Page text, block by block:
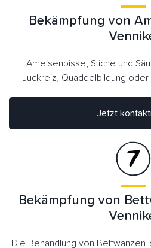
Jetzt
Bekämpfung von
Ameisenbisse, Stiche und
Juckreiz, Quaddelbildung oder
Bekämpfung von
Die Behandlung von